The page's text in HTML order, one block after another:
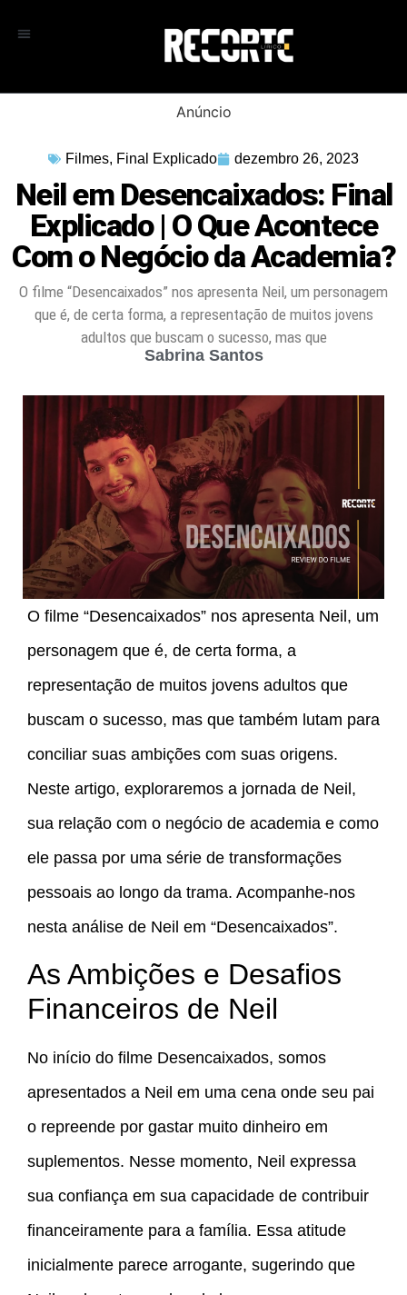
Anúncio
Filmes, Final Explicado dezembro 26, 2023
Neil em Desencaixados: Final
Explicado | O Que Acontece
Com o Negócio da Academia?
O filme “Desencaixados” nos apresenta Neil, um personagem
que é, de certa forma, a representação de muitos jovens
adultos que buscam o sucesso, mas que
Sabrina Santos
O filme “Desencaixados” nos apresenta Neil, um
personagem que é, de certa forma, a
representação de muitos jovens adultos que
buscam o sucesso, mas que também lutam para
conciliar suas ambições com suas origens.
Neste artigo, exploraremos a jornada de Neil,
sua relação com o negócio de academia e como
ele passa por uma série de transformações
pessoais ao longo da trama. Acompanhe-nos
nesta análise de Neil em “Desencaixados”.
As Ambições e Desafios
Financeiros de Neil
No início do filme Desencaixados, somos
apresentados a Neil em uma cena onde seu pai
o repreende por gastar muito dinheiro em
suplementos. Nesse momento, Neil expressa
sua confiança em sua capacidade de contribuir
financeiramente para a família. Essa atitude
inicialmente parece arrogante, sugerindo que